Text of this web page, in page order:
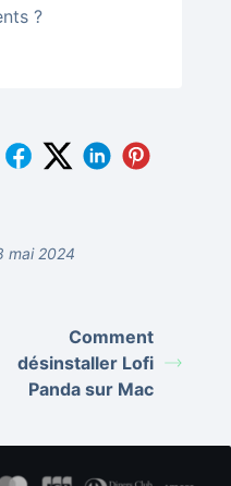
?
mai 2024
Comment
désinstaller Lofi
Panda sur Mac